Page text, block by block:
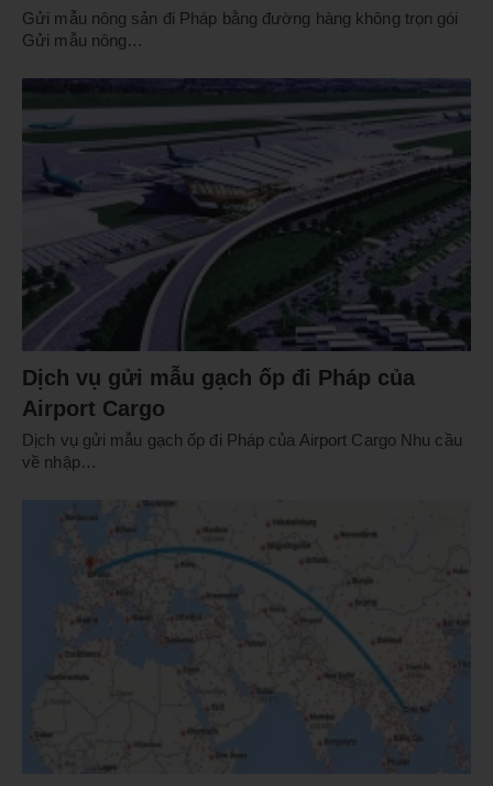
Gửi mẫu nông sản đi Pháp bằng đường hàng không trọn gói
Gửi mẫu nông…
Dịch vụ gửi mẫu gạch ốp đi Pháp của
Airport Cargo
Dịch vụ gửi mẫu gạch ốp đi Pháp của Airport Cargo Nhu cầu
về nhập…